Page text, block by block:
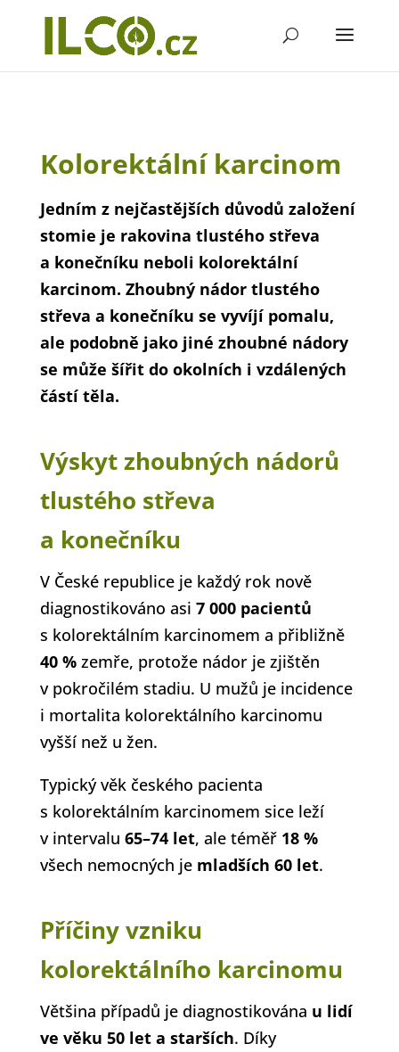
Kolorektální karcinom
Jedním z nejčastějších důvodů založení
stomie je rakovina tlustého střeva
a konečníku neboli kolorektální
karcinom. Zhoubný nádor tlustého
střeva a konečníku se vyvíjí pomalu,
ale podobně jako jiné zhoubné nádory
se může šířit do okolních i vzdálených
částí těla.
Výskyt zhoubných nádorů
tlustého střeva
a konečníku
V České republice je každý rok nově
diagnostikováno asi 7 000 pacientů
s kolorektálním karcinomem a přibližně
40 %zemře, protože nádor je zjištěn
v pokročilém stadiu. U mužů je incidence
i mortalita kolorektálního karcinomu
vyšší než u žen.
Typický věk českého pacienta
s kolorektálním karcinomem sice leží
v intervalu 65–74 let, ale téměř 18 %
všech nemocných je mladších 60 let.
Příčiny vzniku
kolorektálního karcinomu
Většina případů je diagnostikována u lidí
ve věku 50 let a starších. Díky